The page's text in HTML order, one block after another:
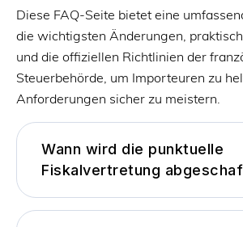
Diese FAQ-Seite bietet eine
die wichtigsten Änderungen,
und die offiziellen Richtlinien der
Steuerbehörde, um Importeuren zu
Anforderungen sicher zu meistern.
Wann wird die punktuelle
Fiskalvertretung